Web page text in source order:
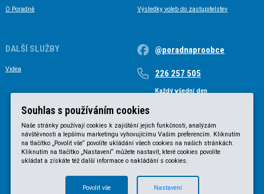
O Poradně
Výsledky voleb do zastupitelstev
DALŠÍ SLUŽBY
Videa
@poradnaproobce
226 257 505
Každý všední den
Souhlas s používáním cookies
Naše stránky používají cookies k zajištění jejich funkčnosti, analýzám
návštěvnosti a lepšímu marketingu vyhovujícímu Vašim preferencím. Kliknutím
na tlačítko „Povolit vše“ povolíte ukládání všech cookies na našich stránkách.
Kliknutím na tlačítko „Nastavení“ můžete nastavit, které cookies povolíte
ukládat a získáte též další informace o nakládání s cookies.
Povolit vše Nastavení